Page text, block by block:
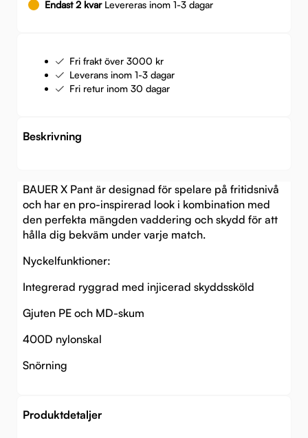
Endast 2 kvarLevereras inom 1-3 dagar
Fri frakt över 3000 kr
Leverans inom 1-3 dagar
Fri retur inom 30 dagar
Beskrivning
BAUER X Pant är designad för spelare på fritidsnivå
och har en pro-inspirerad look i kombination med
den perfekta mängden vaddering och skydd för att
hålla dig bekväm under varje match.
Nyckelfunktioner:
Integrerad ryggrad med injicerad skyddssköld
Gjuten PE och MD-skum
400D nylonskal
Snörning
Produktdetaljer